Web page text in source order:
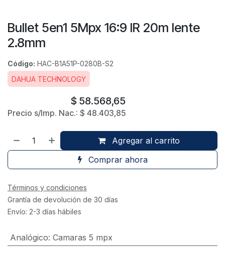
Bullet 5en1 5Mpx 16:9 IR 20m lente
2.8mm
Código: HAC-B1A51P-0280B-S2
DAHUA TECHNOLOGY
$ 58.568,65
Precio s/Imp. Nac.: $ 48.403,85
Agregar al carrito
Comprar ahora
Términos y condiciones
Grantía de devolución de 30 días
Envío: 2-3 días hábiles
Analógico: Camaras 5 mpx